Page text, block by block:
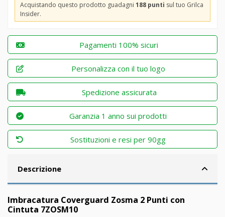
Acquistando questo prodotto guadagni 188 punti sul tuo Grilca
Insider.
Pagamenti 100% sicuri
Personalizza con il tuo logo
Spedizione assicurata
Garanzia 1 anno sui prodotti
Sostituzioni e resi per 90gg
Descrizione
Imbracatura Coverguard Zosma 2 Punti con
Cintuta 7ZOSM10